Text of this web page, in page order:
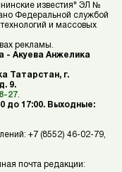
известия" ЭЛ №
Федеральной службой
и массовых
рекламы.
- Акуева Анжелика
Татарстан, г.
9.
27
до 17:00. Выходные:
+7 (8552) 46-02-79,
почта редакции: